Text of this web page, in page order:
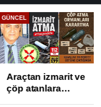
GÜNCEL
Araçtan izmarit ve
çöp atanlara